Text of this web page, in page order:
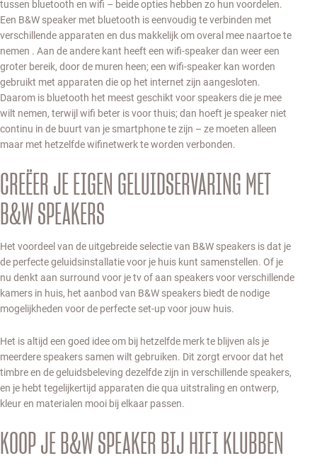
tussen bluetooth en wifi – beide opties hebben zo hun voordelen.
Een B&W speaker met bluetooth is eenvoudig te verbinden met
verschillende apparaten en dus makkelijk om overal mee naartoe te
nemen . Aan de andere kant heeft een wifi-speaker dan weer een
groter bereik, door de muren heen; een wifi-speaker kan worden
gebruikt met apparaten die op het internet zijn aangesloten.
Daarom is bluetooth het meest geschikt voor speakers die je mee
wilt nemen, terwijl wifi beter is voor thuis; dan hoeft je speaker niet
continu in de buurt van je smartphone te zijn – ze moeten alleen
maar met hetzelfde wifinetwerk te worden verbonden.
CREËER JE EIGEN GELUIDSERVARING MET
B&W SPEAKERS
Het voordeel van de uitgebreide selectie van B&W speakers is dat je
de perfecte geluidsinstallatie voor je huis kunt samenstellen. Of je
nu denkt aan surround voor je tv of aan speakers voor verschillende
kamers in huis, het aanbod van B&W speakers biedt de nodige
mogelijkheden voor de perfecte set-up voor jouw huis.
Het is altijd een goed idee om bij hetzelfde merk te blijven als je
meerdere speakers samen wilt gebruiken. Dit zorgt ervoor dat het
timbre en de geluidsbeleving dezelfde zijn in verschillende speakers,
en je hebt tegelijkertijd apparaten die qua uitstraling en ontwerp,
kleur en materialen mooi bij elkaar passen.
KOOP JE B&W SPEAKER BIJ HIFI KLUBBEN